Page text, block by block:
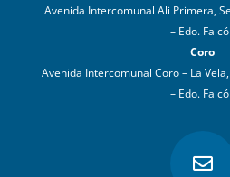
Avenida Intercomunal Ali Primera,
– Edo.
Coro
Avenida Intercomunal Coro – La
– Edo.
